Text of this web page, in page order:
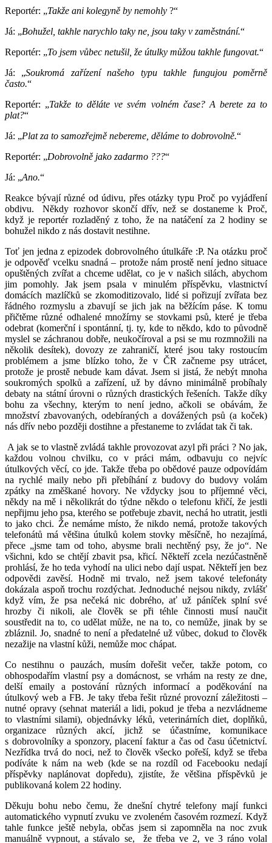
Reportér: „Takže ani kolegyně by nemohly ?“
Já: „Bohužel, takhle narychlo taky ne, jsou taky v zaměstnání.“
Reportér: „To jsem vůbec netušil, že útulky můžou takhle fungovat.“
Já: „Soukromá zařízení našeho typu takhle fungujou poměrně
často.“
Reportér: „Takže to děláte ve svém volném čase? A berete za to
plat?“
Já: „Plat za to samozřejmě nebereme, děláme to dobrovolně.“
Reportér: „Dobrovolně jako zadarmo ???“
Já: „Ano.“
Reakce bývají různé od údivu, přes otázky typu Proč po vyjádření
obdivu. Někdy rozhovor skončí dřív, než se dostaneme k Proč,
když je reportér rozladěný z toho, že na natáčení za 2 hodiny se
bohužel nikdo z nás dostavit nestihne.
Toť jen jedna z epizodek dobrovolného útulkáře :P. Na otázku proč
je odpověď vcelku snadná – protože nám prostě není jedno situace
opuštěných zvířat a chceme udělat, co je v našich silách, abychom
jim pomohly. Jak jsem psala v minulém příspěvku, vlastnictví
domácích mazlíčků se zkomoditizovalo, lidé si pořizují zvířata bez
řádného rozmyslu a zbavují se jich jak na běžícím páse. K tomu
přičtěme různé odhalené množírny se stovkami psů, které je třeba
odebrat (komerční i spontánní, tj. ty, kde to někdo, kdo to původně
myslel se záchranou dobře, neukočíroval a psi se mu rozmnožili na
několik desítek), dovozy ze zahraničí, které jsou taky rostoucím
problémem a jsme blízko toho, že v ČR začneme psy utrácet,
protože je prostě nebude kam dávat. Jsem si jistá, že nebýt mnoha
soukromých spolků a zařízení, už by dávno minimálně probíhaly
debaty na státní úrovni o různých drastických řešeních. Takže díky
bohu za všechny, kterým to není jedno, ačkoli se obávám, že
množství zbavovaných, odebíraných a dovážených psů (a koček)
nás dřív nebo později dostihne a přestaneme to zvládat tak či tak.
A jak se to vlastně zvládá takhle provozovat azyl při práci ? No jak,
každou volnou chvilku, co v práci mám, odbavuju co nejvíc
útulkových věcí, co jde. Takže třeba po obědové pauze odpovídám
na rychlé maily nebo při přebíhání z budovy do budovy volám
zpátky na změškané hovory. Ne vždycky jsou to příjemné věci,
někdy na mě i několikrát do týdne někdo o telefonu křičí, že jestli
nepřijmu jeho psa, kterého se potřebuje zbavit, nechá ho utratit, jestli
to jako chci. Že nemáme místo, že nikdo nemá, protože takových
telefonátů má většina útulků kolem stovky měsíčně, ho nezajímá,
přece „jsme tam od toho, abysme brali nechtěný psy, že jo“. Ne
všichni, kdo se chtějí zbavit psa, křicí. Někteří zcela nezúčastněně
prohlásí, že ho teda vyhodí na ulici nebo dají uspat. Někteří jen bez
odpovědi zavěsí. Hodně mi trvalo, než jsem takové telefonáty
dokázala aspoň trochu rozdýchat. Jednoduché nejsou nikdy, zvlášť
když vím, že psa nečeká nic dobrého, ať už páníček splní své
hrozby či nikoli, ale člověk se při téhle činnosti musí naučit
soustředit na to, co udělat může, ne na to, co nemůže, jinak by se
zbláznil. Jo, snadné to není a předatelné už vůbec, dokud to člověk
nezažije na vlastní kůži, nemůže moc chápat.
Co nestihnu o pauzách, musím dořešit večer, takže potom, co
obhospodařím vlastní psy a domácnost, se vrhám na resty ze dne,
delší emaily a postování různých informací a poděkování na
útulkový web a FB. Je taky třeba řešit různé provozní záležitosti –
nutné opravy (sehnat materiál a lidi, pokud je třeba a nezvládneme
to vlastními silami), objednávky léků, veterinárních diet, doplňků,
organizace různých akcí, jichž se účastníme, komunikace
s dobrovolníky a sponzory, placení faktur a čas od času účetnictví.
Nezřídka trvá do noci, než to člověk všecko pořeší, když se třeba
podíváte k nám na web (kde se na rozdíl od Facebooku nedají
příspěvky naplánovat dopředu), zjistíte, že většina příspěvků je
publikovaná kolem 22 hodiny.
Děkuju bohu nebo čemu, že dnešní chytré telefony mají funkci
automatického vypnutí zvuku ve zvoleném časovém rozmezí. Když
tahle funkce ještě nebyla, občas jsem si zapomněla na noc zvuk
manuálně vypnout, a stávalo se, že třeba ve 2, ve 3 ráno volal